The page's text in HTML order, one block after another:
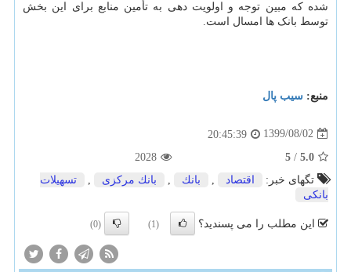
شده که مبین توجه و اولویت دهی به تأمین منابع برای این بخش
توسط بانک ها امسال است.
منبع: سیب پال
1399/08/02
20:45:39
5.0
/
5
2028
تگهای خبر:
اقتصاد , بانك , بانك مركزی ,
تسهیلات
بانكی
این مطلب را می پسندید؟ (1)
(0)